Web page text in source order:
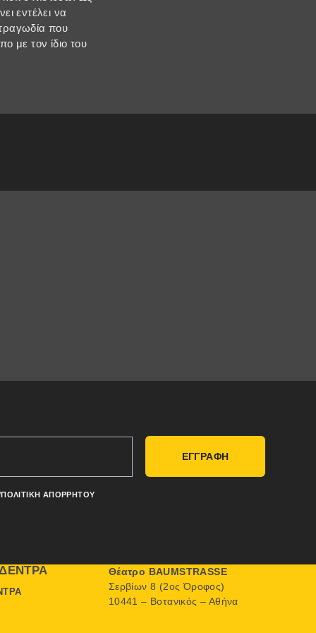
εντέλει να
που
με τον ίδιο του
ΑΠΟΡΡΉΤΟΥ
ΕΓΓΡΑΦΗ
Θέατρο BAUMSTRASSE
Σερβίων 8 (2ος Όροφος)
10441 – Βοτανικός – Αθήνα